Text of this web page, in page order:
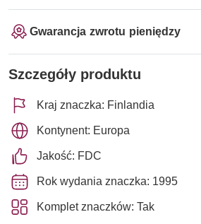
Gwarancja zwrotu pieniędzy
Szczegóły produktu
Kraj znaczka: Finlandia
Kontynent: Europa
Jakość: FDC
Rok wydania znaczka: 1995
Komplet znaczków: Tak